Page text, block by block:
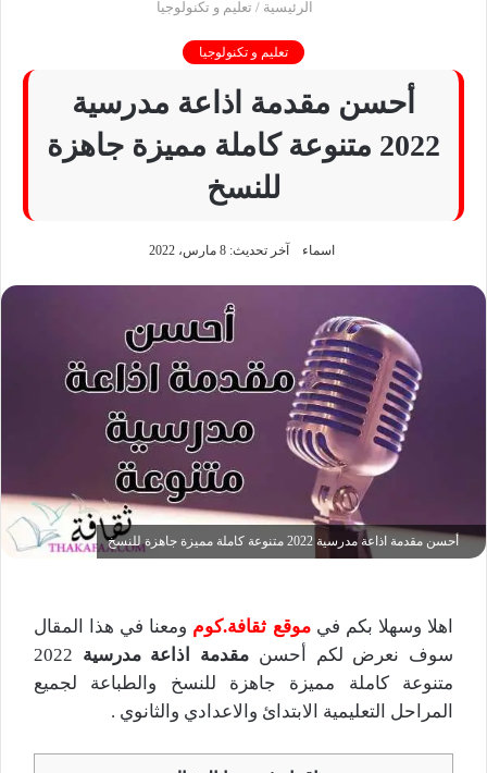
الرئيسية / تعليم و تكنولوجيا
تعليم و تكنولوجيا
أحسن مقدمة اذاعة مدرسية
2022 متنوعة كاملة مميزة جاهزة
للنسخ
اسماء آخر تحديث: 8 مارس، 2022
أحسن مقدمة اذاعة مدرسية 2022 متنوعة كاملة مميزة جاهزة للنسخ
اهلا وسهلا بكم فيموقع ثقافة.كوم ومعنا في هذا المقال
سوف نعرض لكم أحسن مقدمة اذاعة مدرسية 2022
متنوعة كاملة مميزة جاهزة للنسخ والطباعة لجميع
المراحل التعليمية الابتدائ والاعدادي والثانوي .